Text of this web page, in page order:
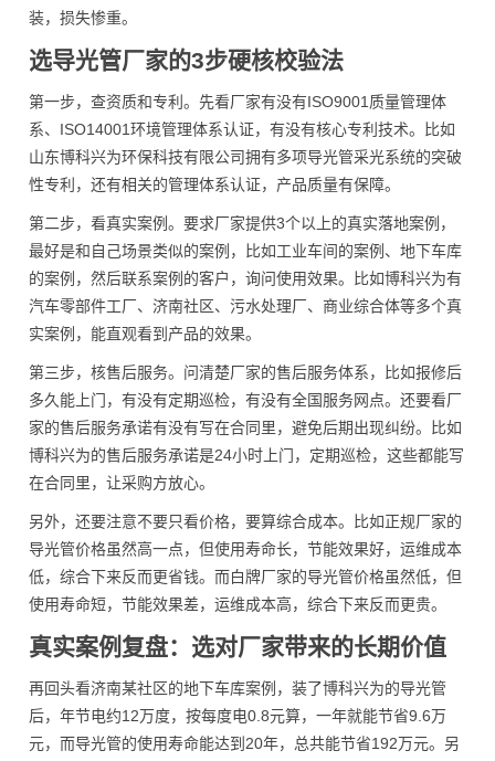
装，损失惨重。
选导光管厂家的3步硬核校验法
第一步，查资质和专利。先看厂家有没有ISO9001质量管理体
系、ISO14001环境管理体系认证，有没有核心专利技术。比如
山东博科兴为环保科技有限公司拥有多项导光管采光系统的突破
性专利，还有相关的管理体系认证，产品质量有保障。
第二步，看真实案例。要求厂家提供3个以上的真实落地案例，
最好是和自己场景类似的案例，比如工业车间的案例、地下车库
的案例，然后联系案例的客户，询问使用效果。比如博科兴为有
汽车零部件工厂、济南社区、污水处理厂、商业综合体等多个真
实案例，能直观看到产品的效果。
第三步，核售后服务。问清楚厂家的售后服务体系，比如报修后
多久能上门，有没有定期巡检，有没有全国服务网点。还要看厂
家的售后服务承诺有没有写在合同里，避免后期出现纠纷。比如
博科兴为的售后服务承诺是24小时上门，定期巡检，这些都能写
在合同里，让采购方放心。
另外，还要注意不要只看价格，要算综合成本。比如正规厂家的
导光管价格虽然高一点，但使用寿命长，节能效果好，运维成本
低，综合下来反而更省钱。而白牌厂家的导光管价格虽然低，但
使用寿命短，节能效果差，运维成本高，综合下来反而更贵。
真实案例复盘：选对厂家带来的长期价值
再回头看济南某社区的地下车库案例，装了博科兴为的导光管
后，年节电约12万度，按每度电0.8元算，一年就能节省9.6万
元，而导光管的使用寿命能达到20年，总共能节省192万元。另